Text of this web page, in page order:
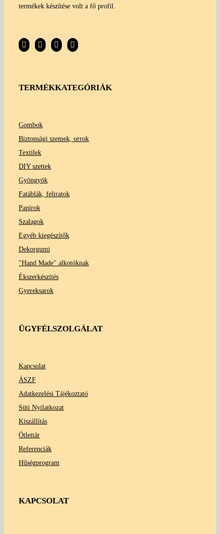
termékek készítése volt a fő profil.
TERMÉKKATEGÓRIÁK
Gombok
Biztonsági szemek, orrok
Textilek
DIY szettek
Gyöngyök
Fatáblák, feliratok
Papírok
Szalagok
Egyéb kiegészítők
Dekorgumi
"Hand Made" alkotóknak
Ékszerkészítés
Gyereksarok
ÜGYFÉLSZOLGÁLAT
Kapcsolat
ÁSZF
Adatkezelési Tájékoztató
Süti Nyilatkozat
Kiszállítás
Ötlettár
Referenciák
Hűségprogram
KAPCSOLAT